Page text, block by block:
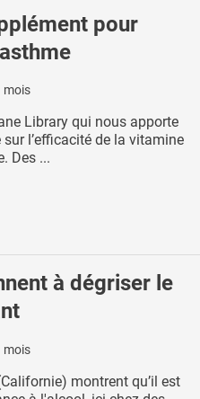
pour
mois
Library qui nous apporte
l’efficacité de la vitamine
Des ...
à dégriser le
mois
montrent qu’il est